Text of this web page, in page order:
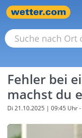
Fehler bei
machst du
Di 21.10.2025 | 09:45 Uhr